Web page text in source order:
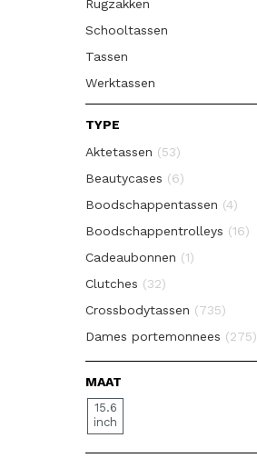
Rugzakken
Schooltassen
Tassen
Werktassen
TYPE
Aktetassen (53)
Beautycases (6)
Boodschappentassen (4)
Boodschappentrolleys (16)
Cadeaubonnen (1)
Clutches (32)
Crossbodytassen (735)
Dames portemonnees (275)
Diversen(10)
Fietstassen
Handbagage Koffers
MAAT
15.6
inch